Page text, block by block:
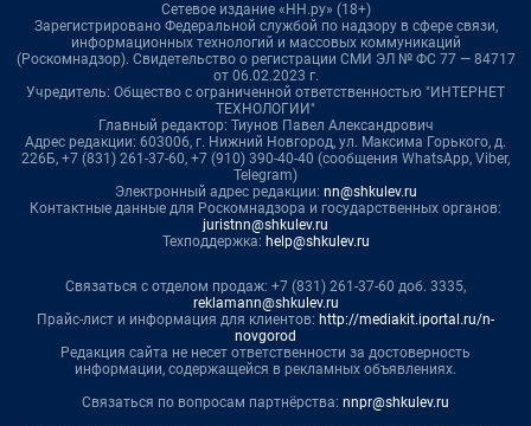
Сетевое издание «НН.ру» (18+)
Зарегистрировано Федеральной службой по надзору в сфере связи,
информационных технологий и массовых коммуникаций
(Роскомнадзор). Свидетельство о регистрации СМИ ЭЛ № ФС 77 — 84717
от 06.02.2023 г.
Учредитель: Общество с ограниченной ответственностью "ИНТЕРНЕТ
ТЕХНОЛОГИИ"
Главный редактор: Тиунов Павел Александрович
Адрес редакции: 603006, г. Нижний Новгород, ул. Максима Горького, д.
226Б, +7 (831) 261-37-60, +7 (910) 390-40-40 (сообщения WhatsApp, Viber,
Telegram)
Электронный адрес редакции: nn@shkulev.ru
Контактные данные для Роскомнадзора и государственных органов:
juristnn@shkulev.ru
Техподдержка: help@shkulev.ru
Связаться с отделом продаж: +7 (831) 261-37-60 доб. 3335,
reklamann@shkulev.ru
Прайс-лист и информация для клиентов: http://mediakit.iportal.ru/n-
novgorod
Редакция сайта не несет ответственности за достоверность
информации, содержащейся в рекламных объявлениях.
Связаться по вопросам партнёрства: nnpr@shkulev.ru